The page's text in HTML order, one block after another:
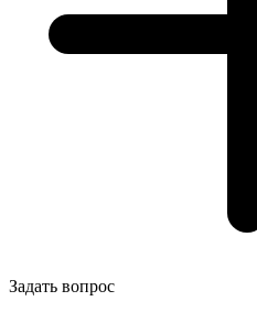
Задать вопрос